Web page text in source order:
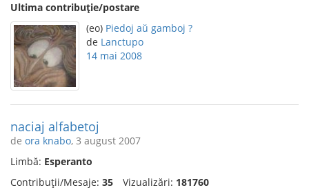
Ultima contribuție/postare
(eo) Piedoj aŭ gamboj ?
de Lanctupo
14 mai 2008
naciaj alfabetoj
de ora knabo, 3 august 2007
Limbă: Esperanto
Contribuții/Mesaje: 35 Vizualizări: 181760